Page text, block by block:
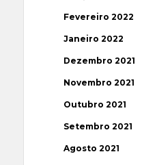
Fevereiro 2022
Janeiro 2022
Dezembro 2021
Novembro 2021
Outubro 2021
Setembro 2021
Agosto 2021